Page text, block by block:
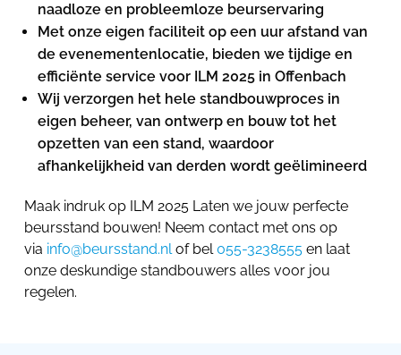
naadloze en probleemloze beurservaring
Met onze eigen faciliteit op een uur afstand van
de evenementenlocatie, bieden we tijdige en
efficiënte service voor ILM 2025 in Offenbach
Wij verzorgen het hele standbouwproces in
eigen beheer, van ontwerp en bouw tot het
opzetten van een stand, waardoor
afhankelijkheid van derden wordt geëlimineerd
Maak indruk op ILM 2025 Laten we jouw perfecte
beursstand bouwen! Neem contact met ons op
via info@beursstand.nlof bel055-3238555 en laat
onze deskundige standbouwers alles voor jou
regelen.